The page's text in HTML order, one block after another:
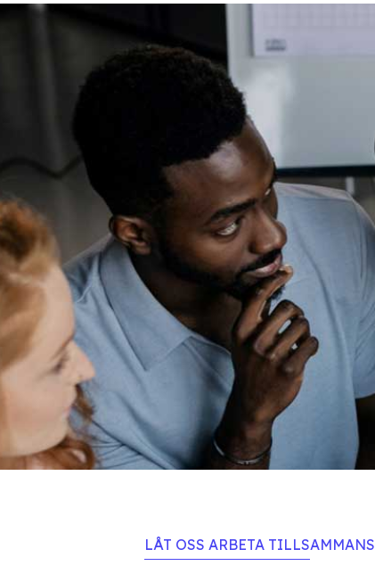
LÅT OSS ARBETA TILLSAMMANS